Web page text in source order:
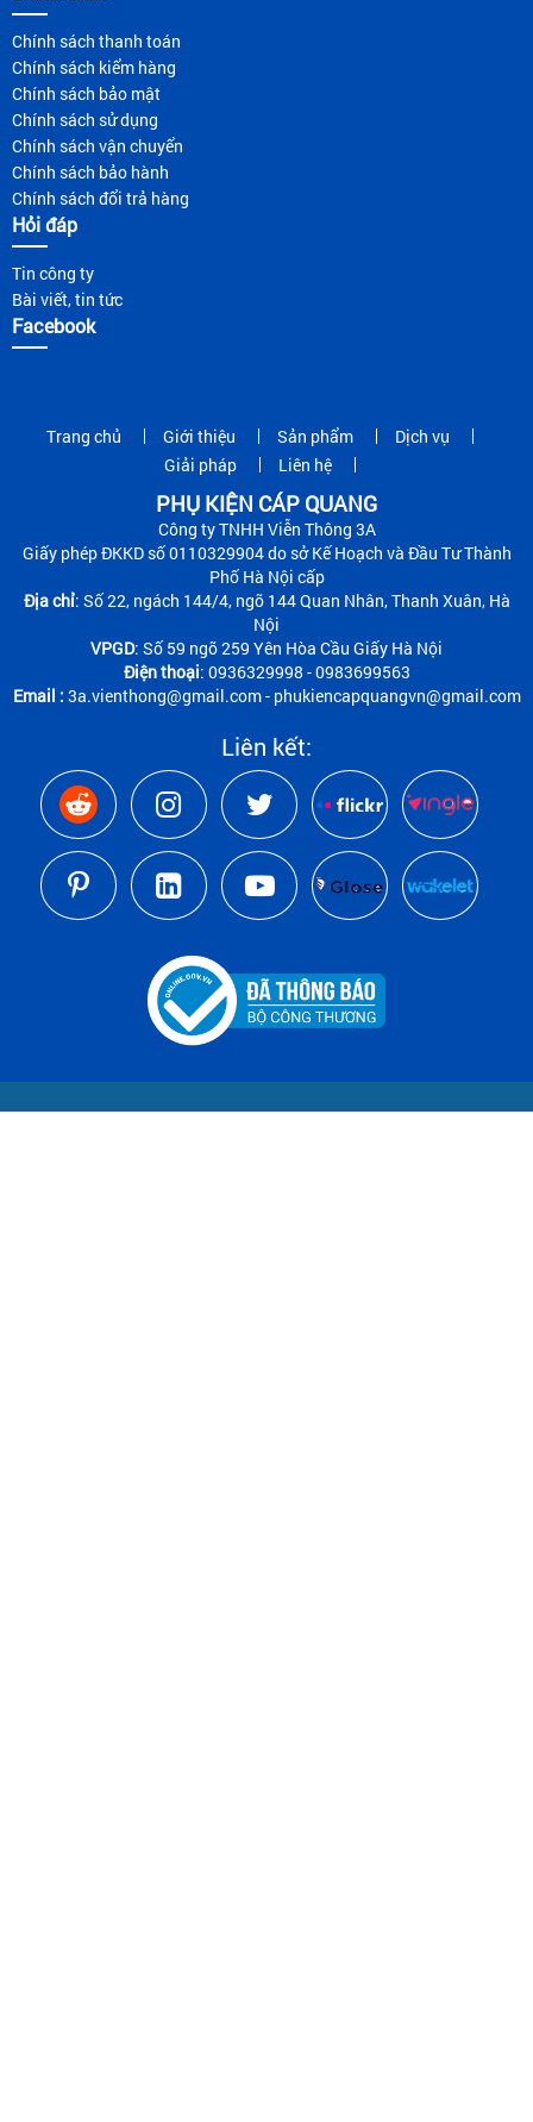
Chính sách thanh toán
Chính sách kiểm hàng
Chính sách bảo mật
Chính sách sử dụng
Chính sách vận chuyển
Chính sách bảo hành
Chính sách đổi trả hàng
Hỏi đáp
Tin công ty
Bài viết, tin tức
Facebook
Trang chủ Giới thiệu Sản phẩm
Dịch vụ
Giải pháp
Liên hệ
PHỤ KIỆN CÁP QUANG
Công ty TNHH Viễn Thông 3A
Giấy phép ĐKKD số 0110329904 do sở Kế Hoạch và Đầu Tư Thành
Phố Hà Nội cấp
Địa chỉ: Số 22, ngách 144/4, ngõ 144 Quan Nhân, Thanh Xuân, Hà
Nội
VPGD: Số 59 ngõ 259 Yên Hòa Cầu Giấy Hà Nội
Điện thoại: 0936329998 - 0983699563
Email : 3a.vienthong@gmail.com - phukiencapquangvn@gmail.com
Liên kết: